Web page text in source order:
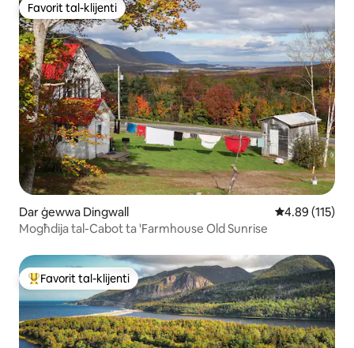
Favorit tal-klijenti
Favorit tal-klijenti
Dar ġewwa Dingwall Rating medju
4.89 (115)
Mogħdija tal-Cabot ta 'Farmhouse Old Sunrise
Wieħed mill-aqwa favoriti tal-klijenti
Favorit tal-klijenti